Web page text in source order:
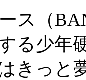
ス（
る少年
きっと